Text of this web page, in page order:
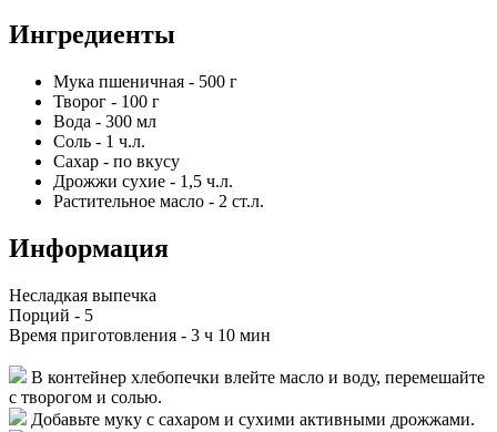
Ингредиенты
Мука пшеничная - 500 г
Творог - 100 г
Вода - 300 мл
Соль - 1 ч.л.
Сахар - по вкусу
Дрожжи сухие - 1,5 ч.л.
Растительное масло - 2 ст.л.
Информация
Несладкая выпечка
Порций - 5
Время приготовления - 3 ч 10 мин
В контейнер хлебопечки влейте масло и воду, перемешайте
с творогом и солью.
Добавьте муку с сахаром и сухими активными дрожжами.